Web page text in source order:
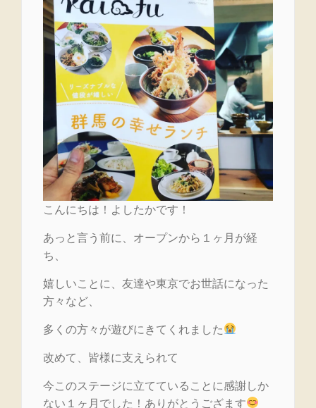
こんにちは！よしたかです！
あっと言う前に、オープンから１ヶ月が経
ち、
嬉しいことに、友達や東京でお世話になった
方々など、
多くの方々が遊びにきてくれました
改めて、皆様に支えられて
今このステージに立てていることに感謝しか
ない１ヶ月でした！ありがとうござます